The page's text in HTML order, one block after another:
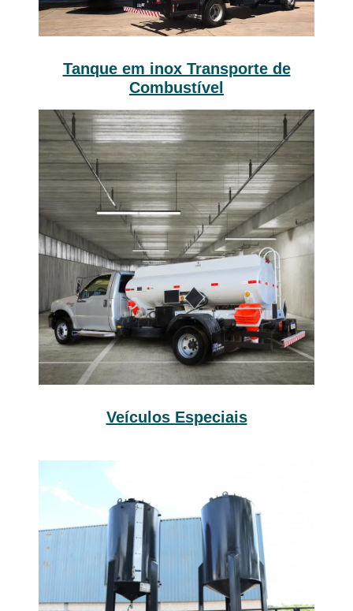
Tanque em inox Transporte de
Combustível
Veículos Especiais